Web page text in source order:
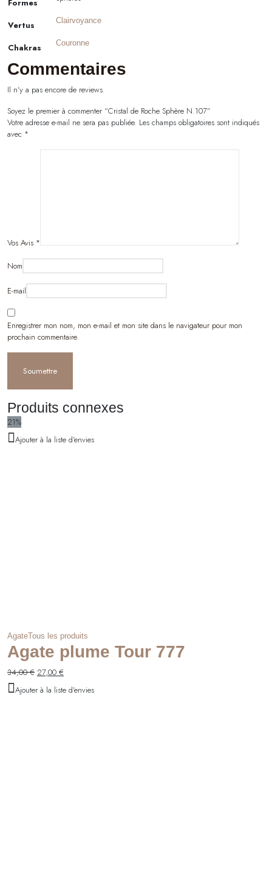
Formes
Vertus Clairvoyance
Chakras Couronne
Commentaires
Il n'y a pas encore de reviews.
Soyez le premier à commenter “Cristal de Roche Sphère N.107”
Votre adresse e-mail ne sera pas publiée. Les champs obligatoires sont indiqués
avec *
Vos Avis *
Nom
E-mail
Enregistrer mon nom, mon e-mail et mon site dans le navigateur pour mon
prochain commentaire.
Produits connexes
21%
Ajouter à la liste d'envies
AgateTous les produits
Agate plume Tour 777
34,00€ Le
initial
27,00 €
actuel
Ajouter à la liste d'envies